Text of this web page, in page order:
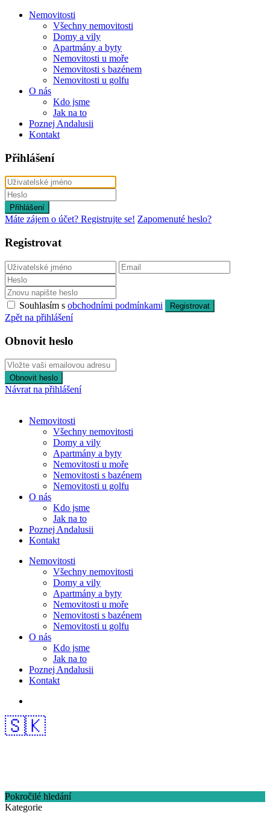
Nemovitosti
Všechny nemovitosti
Domy a vily
Apartmány a byty
Nemovitosti u moře
Nemovitosti s bazénem
Nemovitosti u golfu
O nás
Kdo jsme
Jak na to
Poznej Andalusii
Kontakt
Přihlášení
Přihlášení
Máte zájem o účet? Registrujte se! Zapomenuté heslo?
Registrovat
Souhlasím s obchodními podmínkami Registrovat
Zpět na přihlášení
Obnovit heslo
Obnovit heslo
Návrat na přihlášení
Nemovitosti
Všechny nemovitosti
Domy a vily
Apartmány a byty
Nemovitosti u moře
Nemovitosti s bazénem
Nemovitosti u golfu
O nás
Kdo jsme
Jak na to
Poznej Andalusii
Kontakt
Nemovitosti
Všechny nemovitosti
Domy a vily
Apartmány a byty
Nemovitosti u moře
Nemovitosti s bazénem
Nemovitosti u golfu
O nás
Kdo jsme
Jak na to
Poznej Andalusii
Kontakt
🇸🇰
Pokročilé hledání
Kategorie